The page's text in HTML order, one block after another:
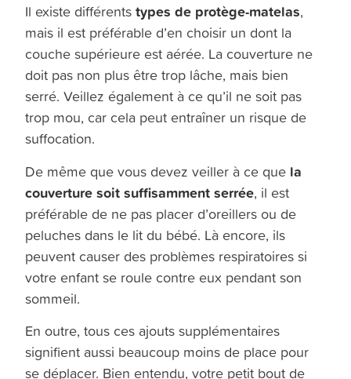
Il existe différentstypes de protège-matelas,
mais il est préférable d’en choisir un dont la
couche supérieure est aérée. La couverture ne
doit pas non plus être trop lâche, mais bien
serré. Veillez également à ce qu’il ne soit pas
trop mou, car cela peut entraîner un risque de
suffocation.
De même que vous devez veiller à ce que la
couverture soit suffisamment serrée, il est
préférable de ne pas placer d’oreillers ou de
peluches dans le lit du bébé. Là encore, ils
peuvent causer des problèmes respiratoires si
votre enfant se roule contre eux pendant son
sommeil.
En outre, tous ces ajouts supplémentaires
signifient aussi beaucoup moins de place pour
se déplacer. Bien entendu, votre petit bout de